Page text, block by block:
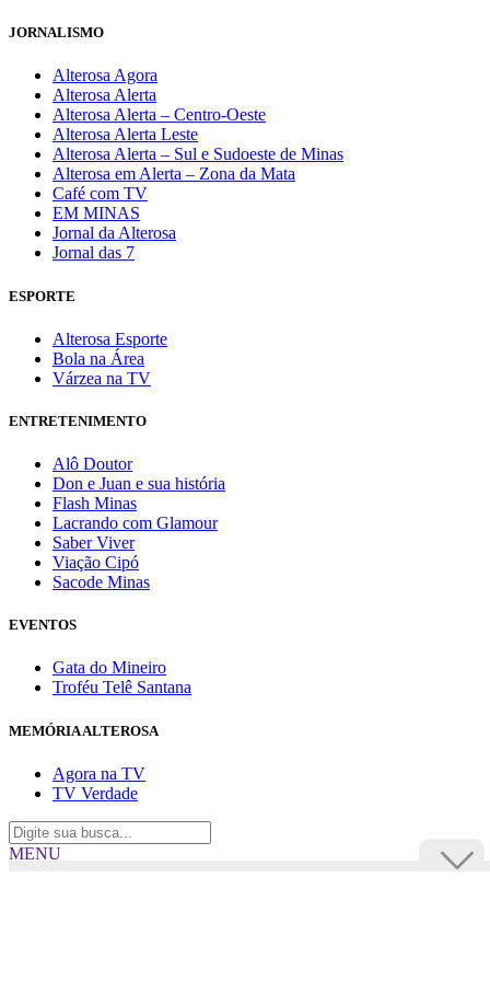
JORNALISMO
Alterosa Agora
Alterosa Alerta
Alterosa Alerta – Centro-Oeste
Alterosa Alerta Leste
Alterosa Alerta – Sul e Sudoeste de Minas
Alterosa em Alerta – Zona da Mata
Café com TV
EM MINAS
Jornal da Alterosa
Jornal das 7
ESPORTE
Alterosa Esporte
Bola na Área
Várzea na TV
ENTRETENIMENTO
Alô Doutor
Don e Juan e sua história
Flash Minas
Lacrando com Glamour
Saber Viver
Viação Cipó
Sacode Minas
EVENTOS
Gata do Mineiro
Troféu Telê Santana
MEMÓRIA ALTEROSA
Agora na TV
TV Verdade
MENU